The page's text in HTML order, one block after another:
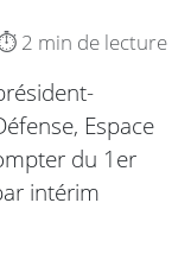
2 min de lecture
Espace
du 1er
intérim